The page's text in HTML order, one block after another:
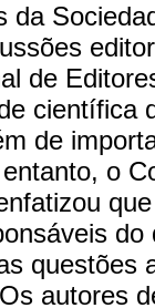
da
de
científica
de
o
questões
autores